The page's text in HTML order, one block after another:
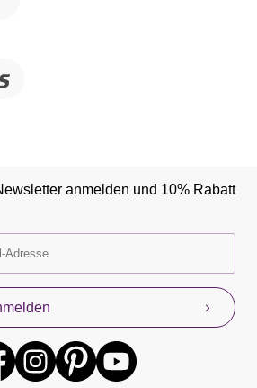
anmelden und 10% Rabatt